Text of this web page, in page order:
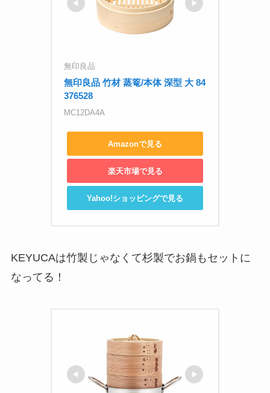
無印良品
無印良品 竹材 蒸篭/本体 深型 大 84
376528
MC12DA4A
Amazonで見る
楽天市場で見る
Yahoo!ショッピングで見る
KEYUCAは竹製じゃなくて杉製でお鍋もセットに
なってる！